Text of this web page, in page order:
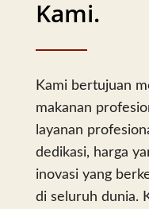
Kami.
Kami bertujuan
makanan
layanan
dedikasi, harga
inovasi yang
di seluruh dunia.